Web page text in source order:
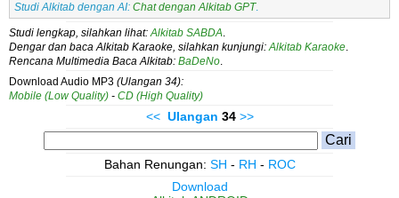
Studi Alkitab dengan AI: Chat dengan Alkitab GPT.
Studi lengkap, silahkan lihat: Alkitab SABDA
Dengar dan baca Alkitab Karaoke, silahkan kunjungi: Alkitab Karaoke
Rencana Multimedia Baca Alkitab: BaDeNo
Download Audio MP3 (Ulangan 34):
Mobile (Low Quality) - CD (High Quality)
<< Ulangan 34 >>
Bahan Renungan: SH - RH - ROC
Download